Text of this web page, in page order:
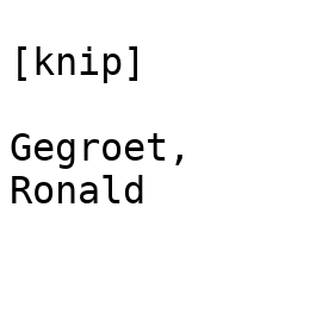
[knip]
Gegroet,
Ronald